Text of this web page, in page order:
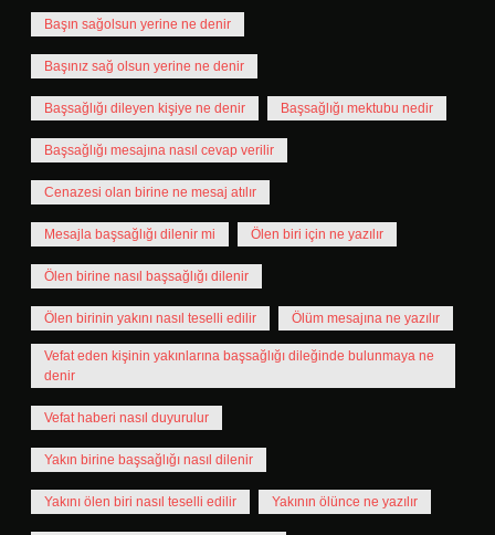
Başın sağolsun yerine ne denir
Başınız sağ olsun yerine ne denir
Başsağlığı dileyen kişiye ne denir Başsağlığı mektubu nedir
Başsağlığı mesajına nasıl cevap verilir
Cenazesi olan birine ne mesaj atılır
Mesajla başsağlığı dilenir mi Ölen biri için ne yazılır
Ölen birine nasıl başsağlığı dilenir
Ölen birinin yakını nasıl teselli edilir Ölüm mesajına ne yazılır
Vefat eden kişinin yakınlarına başsağlığı dileğinde bulunmaya ne
denir
Vefat haberi nasıl duyurulur
Yakın birine başsağlığı nasıl dilenir
Yakını ölen biri nasıl teselli edilir Yakının ölünce ne yazılır